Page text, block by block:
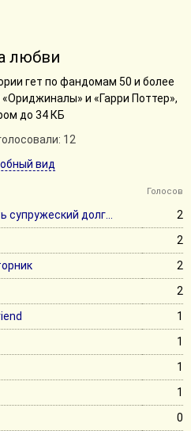
любви
гет по фандомам 50 и более
и «Гарри Поттер»,
до 34 КБ
12
вид
Голосов
долг...
2
2
2
2
1
1
1
1
0